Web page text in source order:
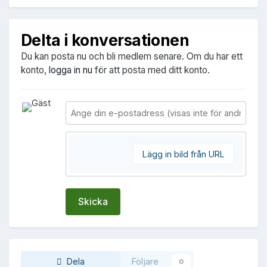
Delta i konversationen
Du kan posta nu och bli medlem senare. Om du har ett
konto, logga in nu för att posta med ditt konto.
Lägg in bild från URL
Skicka
Dela Följare 0